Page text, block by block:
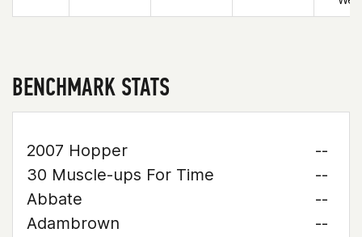
BENCHMARK STATS
2007 Hopper
--
30 Muscle-ups For Time
--
Abbate
--
Adambrown
--